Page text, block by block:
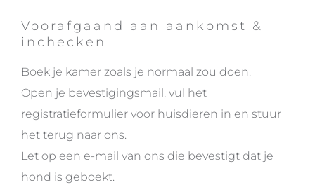
Voorafgaand aan aankomst &
inchecken
Boek je kamer zoals je normaal zou doen.
Open je bevestigingsmail, vul het
registratieformulier voor huisdieren in en stuur
het terug naar ons.
Let op een e-mail van ons die bevestigt dat je
hond is geboekt.